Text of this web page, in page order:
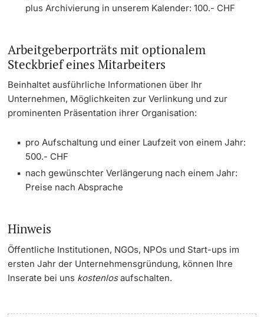
Beratung & Support
Studienfachberatung
Studienberatung
Studienfinanzierung
Berufseinstieg & Laufbahnberatung
Militär- & Zivildienst
Inklusive Universität
plus Archivierung in unserem Kalender: 100.- CHF
Arbeitgeberporträts mit optionalem
Steckbrief eines Mitarbeiters
Beinhaltet ausführliche Informationen über Ihr
Unternehmen, Möglichkeiten zur Verlinkung und zur
prominenten Präsentation ihrer Organisation:
pro Aufschaltung und einer Laufzeit von einem Jahr:
500.- CHF
nach gewünschter Verlängerung nach einem Jahr:
Preise nach Absprache
Hinweis
Öffentliche Institutionen, NGOs, NPOs und Start-ups im
ersten Jahr der Unternehmensgründung, können Ihre
Inserate bei uns kostenlosaufschalten.